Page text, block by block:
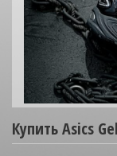
Купить Asics